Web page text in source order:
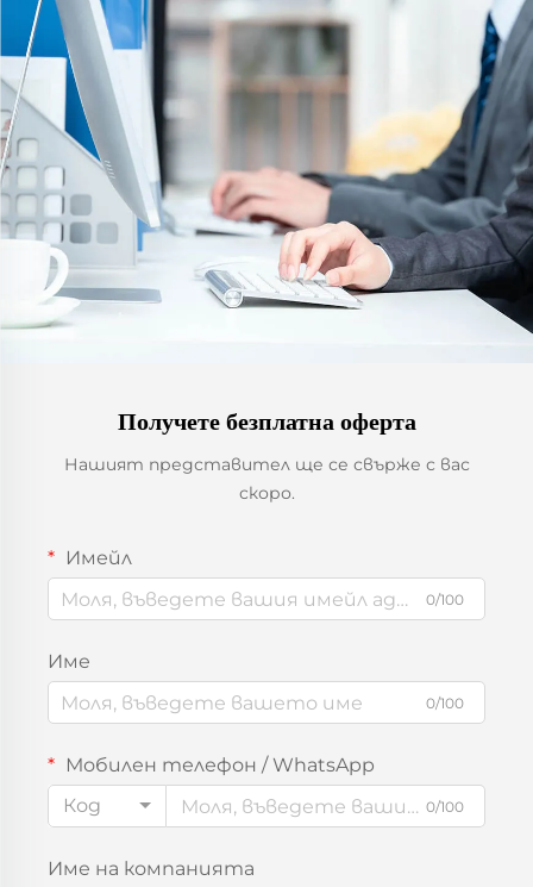
Получете безплатна оферта
Нашият представител ще се свърже с вас
скоро.
Имейл
0/100
Име
0/100
Мобилен телефон / WhatsApp
Код
0/100
Име на компанията